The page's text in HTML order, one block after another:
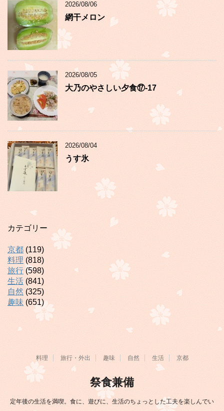
2026/08/06
網干メロン
2026/08/05
大乃のやさしい夕食⑰-17
2026/08/04
うす氷
カテゴリー
京都 (119)
料理 (818)
旅行 (598)
生活 (841)
自然 (325)
趣味 (651)
料理 旅行・外出 趣味 自然 生活 京都
祭食兼備
定年後の生活を満喫。食に、遊びに、生活のちょっとした工夫を楽しんでい